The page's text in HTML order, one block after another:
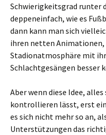
Schwierigkeitsgrad runter
deppeneinfach, wie es
dann kann man sich
ihren netten Animationen,
Stadionatmosphäre mit
Schlachtgesängen besser
Aber wenn diese Idee,
kontrollieren lässt, erst
es sich nicht mehr so an,
Unterstützungen das